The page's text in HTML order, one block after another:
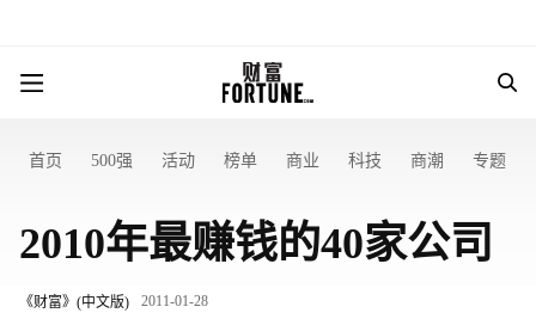
首页 500强 活动 榜单 商业 科技 商潮 专题
2010年最赚钱的40家公司
《财富》(中文版) 2011-01-28